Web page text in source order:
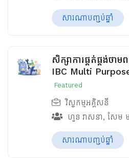
សារណាបញ្ចប់ឆ្នាំ
សិក្សាការផ្គត់ផ្គង់ថា
IBC Multi
Featured
វិស្វកម្មអគ្គិសនី
ហួន​ វាសនា, សែម ម
សារណាបញ្ចប់ឆ្នាំ